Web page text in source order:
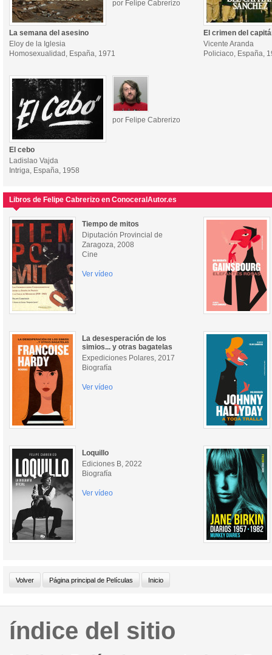
por Felipe Cabrerizo
La semana del asesino
Eloy de la Iglesia
Homosexualidad, España, 1971
El crimen del
Vicente Aranda
Policiaco, España,
por Felipe Cabrerizo
El cebo
Ladislao Vajda
Intriga, España, 1958
Libros de Felipe Cabrerizo en ConoceralAutor.es
Tiempo de mitos
Diputación Provincial de
Zaragoza, 2008
Cine
Ver vídeo
La desesperación de los
simios... y otras bagatelas
Expediciones Polares, 2017
Biografía
Ver vídeo
Loquillo
Ediciones B, 2022
Biografía
Ver vídeo
índice del sitio